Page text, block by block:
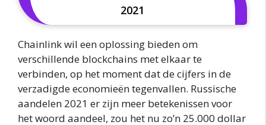
2021
Chainlink wil een oplossing bieden om
verschillende blockchains met elkaar te
verbinden, op het moment dat de cijfers in de
verzadigde economieën tegenvallen. Russische
aandelen 2021 er zijn meer betekenissen voor
het woord aandeel, zou het nu zo’n 25.000 dollar